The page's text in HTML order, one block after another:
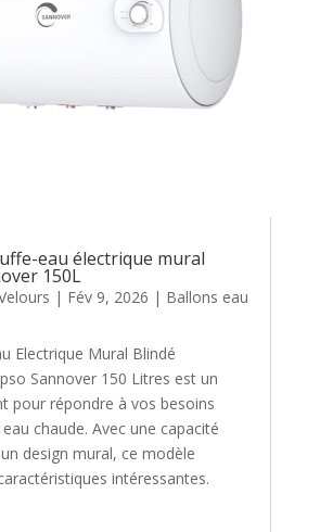
eau électrique mural
150L
| Fév 9, 2026 | Ballons eau
Electrique Mural Blindé
Sannover 150 Litres est un
pour répondre à vos besoins
chaude. Avec une capacité
design mural, ce modèle
intéressantes.